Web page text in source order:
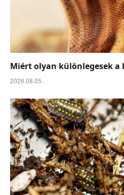
Miért olyan különlegesek a
2026.08.05.